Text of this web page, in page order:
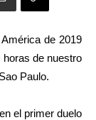
de 2019
de nuestro
Paulo.
el primer duelo